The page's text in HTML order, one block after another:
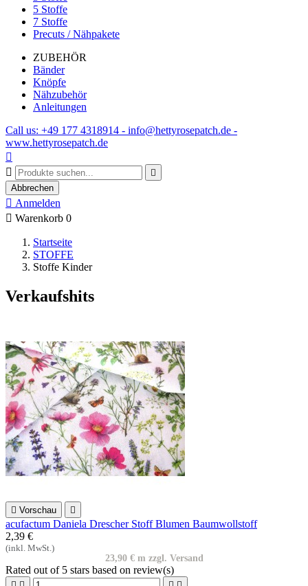
5 Stoffe
7 Stoffe
Precuts / Nähpakete
ZUBEHÖR
Bänder
Knöpfe
Nähzubehör
Anleitungen
Call us: +49 177 4318914 - info@hettyrosepatch.de -
www.hettyrosepatch.de



Abbrechen
 Anmelden
 Warenkorb 0
Startseite
STOFFE
Stoffe Kinder
Verkaufshits
 Vorschau 
acufactum Daniela Drescher Stoff Blumen Baumwollstoff
2,39 €
(inkl. MwSt.)
23,90 € m zzgl. Versand
Rated out of 5 stars based on review(s)